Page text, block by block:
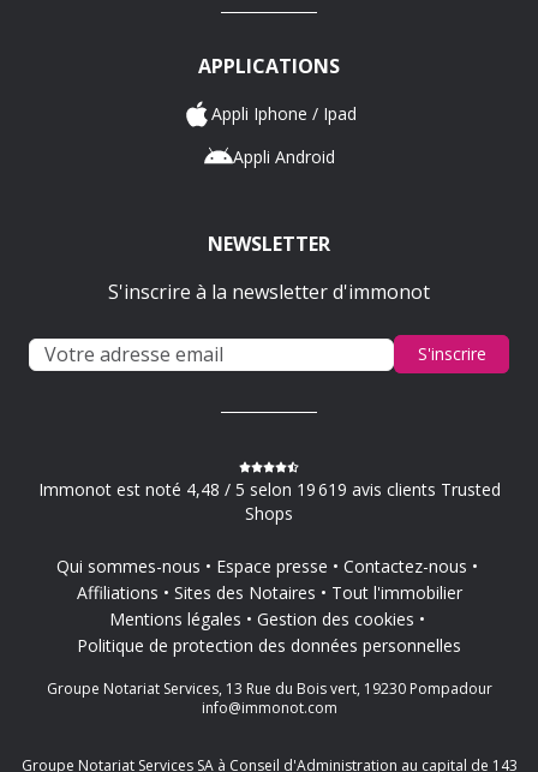
APPLICATIONS
Appli Iphone / Ipad
Appli Android
NEWSLETTER
S'inscrire à la newsletter d'immonot
S'inscrire
Immonot est noté 4,48 / 5 selon 19 619 avis clients Trusted
Shops
Qui sommes-nous Espace presse
Contactez-nous
Affiliations
Sites des Notaires
Tout l'immobilier
Mentions légales
Gestion des cookies
Politique de protection des données personnelles
Groupe Notariat Services, 13 Rue du Bois vert, 19230 Pompadour
info@immonot.com
Groupe Notariat Services SA à Conseil d'Administration au capital de 143